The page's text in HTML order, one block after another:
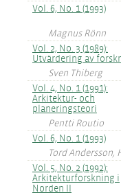
Vol. 6, No. 1 (1993)
Magnus Rönn
Vol. 2, No. 3 (1989):
Utvärdering av
Sven Thiberg
Vol. 4, No. 1 (1991):
Arkitektur- och
planeringsteori
Pentti Routio
Vol. 6, No. 1 (1993)
Tord Andersson,
Vol. 5, No. 2 (1992):
Arkitekturforskning i
Norden II